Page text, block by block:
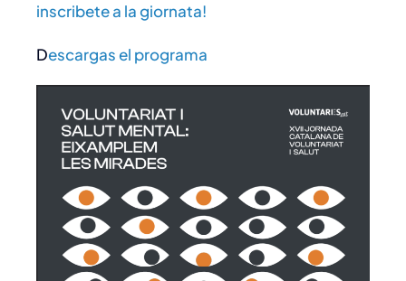
inscribete a la giornata!
Descargas el programa